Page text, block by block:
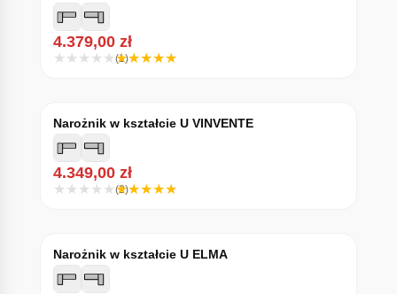
4.379,00 zł
(1)
Narożnik w kształcie U VINVENTE
4.349,00 zł
(2)
Narożnik w kształcie U ELMA